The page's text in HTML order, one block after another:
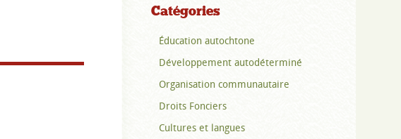
Catégories
Éducation autochtone
Développement autodéterminé
Organisation communautaire
Droits Fonciers
Cultures et langues